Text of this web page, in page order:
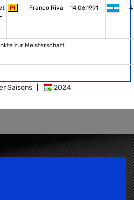
PI Franco Riva 14.06.1991 4
zur Meisterschaft
Saisons 2024